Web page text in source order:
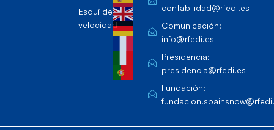
Esquí de
velocidad
contabilidad@rfedi.es
Comunicación:
info@rfedi.es
Presidencia:
presidencia@rfedi.es
Fundación: